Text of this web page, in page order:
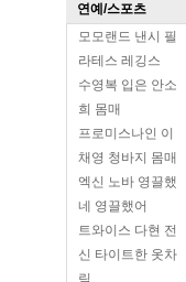
연예/스포츠
모모랜드 낸시 필
라테스 레깅스
수영복 입은 안소
희 몸매
프로미스나인 이
채영 청바지 몸매
엑신 노바 영끌했
네 영끌했어
트와이스 다현 전
신 타이트한 옷차
림